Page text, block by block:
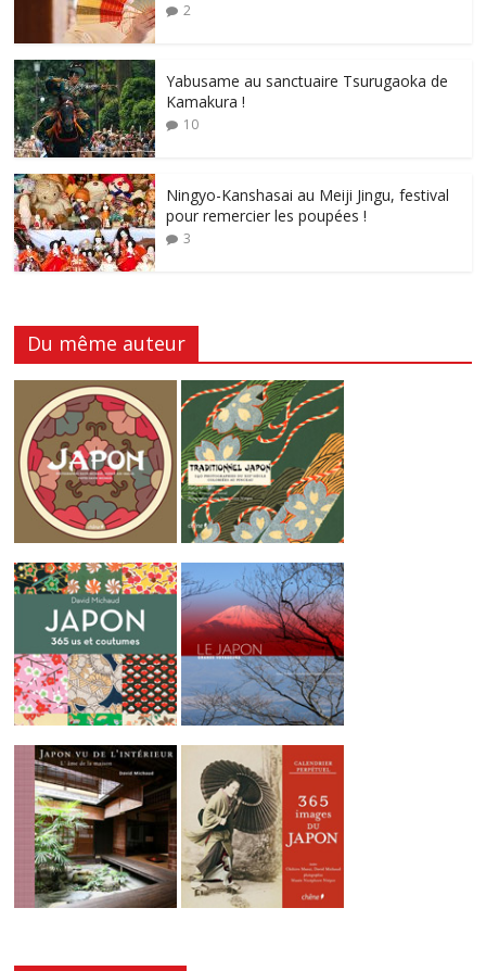
2
Yabusame au sanctuaire Tsurugaoka de
Kamakura !
10
Ningyo-Kanshasai au Meiji Jingu, festival
pour remercier les poupées !
3
Du même auteur